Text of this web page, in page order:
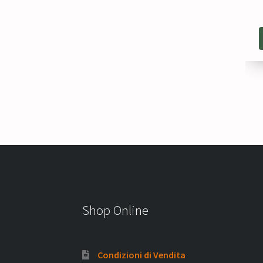
Shop Online
Condizioni di Vendita